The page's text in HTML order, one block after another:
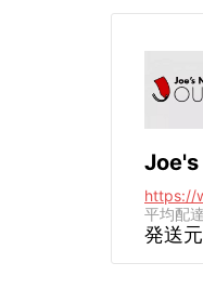
https://
平均配
発送